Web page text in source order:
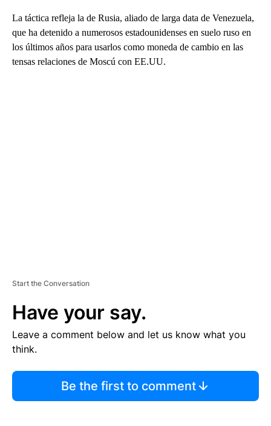
La táctica refleja la de Rusia, aliado de larga data de Venezuela,
que ha detenido a numerosos estadounidenses en suelo ruso en
los últimos años para usarlos como moneda de cambio en las
tensas relaciones de Moscú con EE.UU.
Start the Conversation
Have your say.
Leave a comment below and let us know what you
think.
Be the first to comment